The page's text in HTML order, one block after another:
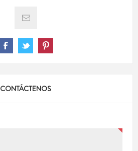
CONTÁCTENOS